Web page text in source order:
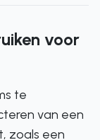
voor
te
van een
zoals een